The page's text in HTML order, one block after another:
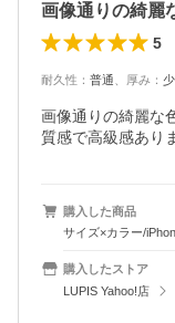
5
耐久性 ： 普通 厚み ：
画像通りの綺麗な
質感で高級感あり
購入した商品
サイズ×カラー/
購入したストア
LUPIS Yahoo!店